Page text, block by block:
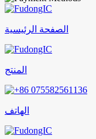
الصفحة الرئيسية
المنتج
الهاتف